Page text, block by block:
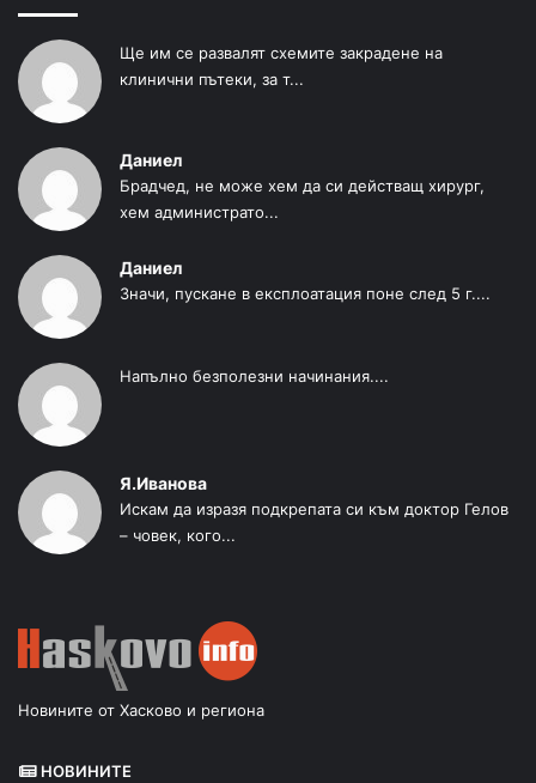
Ще им се развалят схемите закрадене на
клинични пътеки, за т...
Даниел
Брадчед, не може хем да си действащ хирург,
хем администрато...
Даниел
Значи, пускане в експлоатация поне след 5 г....
Напълно безполезни начинания....
Я.Иванова
Искам да изразя подкрепата си към доктор Гелов
– човек, кого...
Новините от Хасково и региона
НОВИНИТЕ